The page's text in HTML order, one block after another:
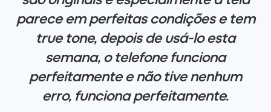
parece em perfeitas condições e tem
true tone, depois de usá-lo esta
semana, o telefone funciona
perfeitamente e não tive nenhum
erro, funciona perfeitamente.